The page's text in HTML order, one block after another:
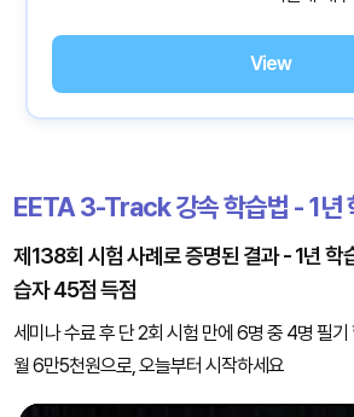
View
EETA 3-Track 강속 학습법 - 1년
제138회 시험 사례로 증명된 결과 - 1년
습자 45점 득점
세미나 수료 후 단 2회 시험 만에 6명 중 4명 필
월 6만5천원으로, 오늘부터 시작하세요